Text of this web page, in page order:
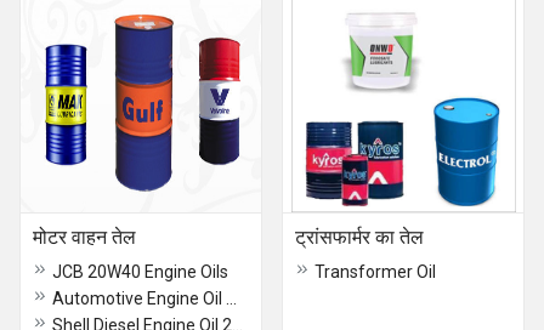
मोटर वाहन तेल
JCB 20W40 Engine Oils
ट्रांसफार्मर का तेल
Transformer Oil